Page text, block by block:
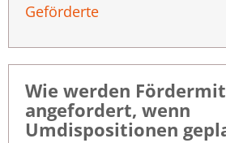
Geförderte
Wie werden
angefordert, wenn
Umdispositionen